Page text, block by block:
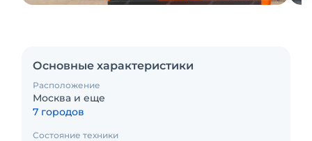
Основные характеристики
Расположение
Москва и еще
7 городов
Состояние техники